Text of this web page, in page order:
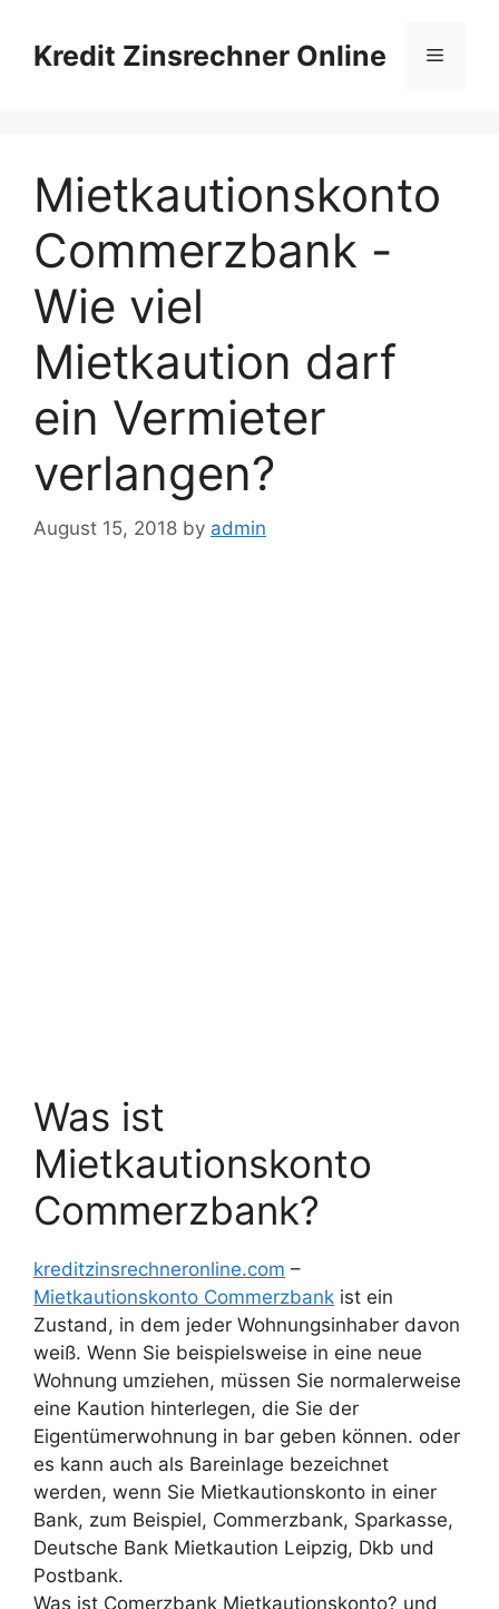
contentKredit Zinsrechner Online Menu
Mietkautionskonto
Commerzbank -
Wie viel
Mietkaution darf
ein Vermieter
verlangen?
August 15, 2018 by admin
Was ist
Mietkautionskonto
Commerzbank?
kreditzinsrechneronline.com –
Mietkautionskonto Commerzbank ist ein
Zustand, in dem jeder Wohnungsinhaber davon
weiß. Wenn Sie beispielsweise in eine neue
Wohnung umziehen, müssen Sie normalerweise
eine Kaution hinterlegen, die Sie der
Eigentümerwohnung in bar geben können. oder
es kann auch als Bareinlage bezeichnet
werden, wenn Sie Mietkautionskonto in einer
Bank, zum Beispiel, Commerzbank, Sparkasse,
Deutsche Bank Mietkaution Leipzig, Dkb und
Postbank.
Was ist Comerzbank Mietkautionskonto? und